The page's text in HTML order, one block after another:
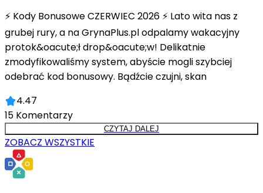
⚡ Kody Bonusowe CZERWIEC 2026 ⚡ Lato wita nas z
grubej rury, a na GrynaPlus.pl odpalamy wakacyjny
protok&oacute;ł drop&oacute;w! Delikatnie
zmodyfikowaliśmy system, abyście mogli szybciej
odebrać kod bonusowy. Bądźcie czujni, skan
4.47
15 Komentarzy
CZYTAJ DALEJ
ZOBACZ WSZYSTKIE